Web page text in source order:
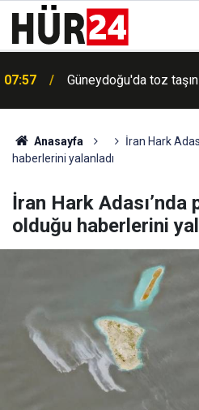
07:57 Güneydoğu'da toz
Anasayfa
İran Hark
haberlerini yalanladı
İran Hark Adası’nda
olduğu haberlerini